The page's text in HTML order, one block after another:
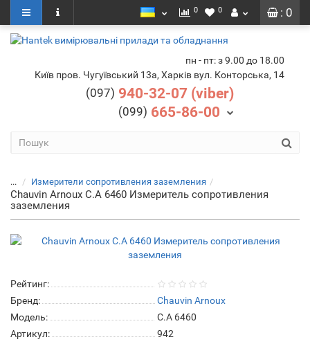
: 0
0 0
пн - пт: з 9.00 до 18.00
Київ пров. Чугуївський 13а, Харків вул. Конторська, 14
(097) 940-32-07 (viber)
(099) 665-86-00
... Измерители сопротивления заземления
Chauvin Arnoux C.A 6460 Измеритель сопротивления
заземления
Рейтинг:
Бренд:
Chauvin Arnoux
Модель:
C.A 6460
Артикул:
942